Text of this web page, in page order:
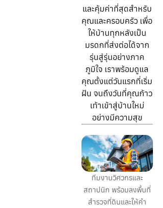
และคุ้มค่าที่สุดสำหรับ
คุณและครอบครัว เพื่อ
ให้บ้านทุกหลังเป็น
มรดกที่ส่งต่อได้จาก
รุ่นสู่รุ่นอย่างภาค
ภูมิใจ เราพร้อมดูแล
คุณตั้งแต่วันแรกที่เริ่ม
ฝัน จนถึงวันที่คุณก้าว
เท้าเข้าสู่บ้านใหม่
อย่างมีความสุข
ทีมงานวิศวกรและ
สถาปนิก พร้อมลงพื้นที่
สำรวจที่ดินและให้คำ